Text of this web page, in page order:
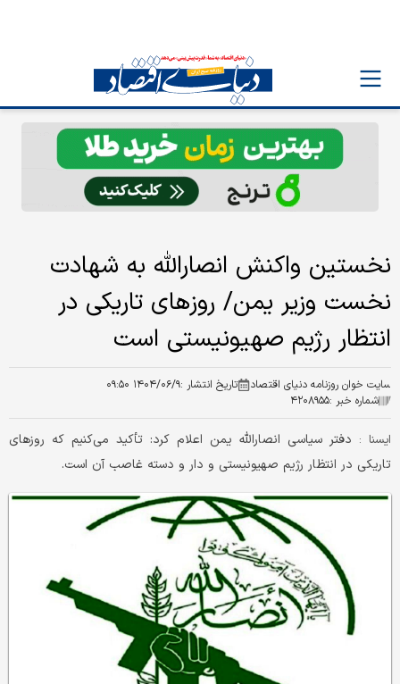
نخستین واکنش انصارالله به شهادت
نخست وزیر یمن/ روزهای تاریکی در
انتظار رژیم صهیونیستی است
سایت خوان روزنامه دنیای اقتصاد تاریخ انتشار :۱۴۰۴/۰۶/۹ ۰۹:۵۰
شماره خبر :۴۲۰۸۹۵۵
ايسنا : دفتر سیاسی انصارالله یمن اعلام کرد: تأکید می‌کنیم که روزهای
تاریکی در انتظار رژیم صهیونیستی و دار و دسته غاصب آن است.